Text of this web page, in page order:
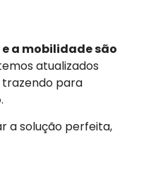
a mobilidade são
atualizados
trazendo para
.
a solução perfeita,